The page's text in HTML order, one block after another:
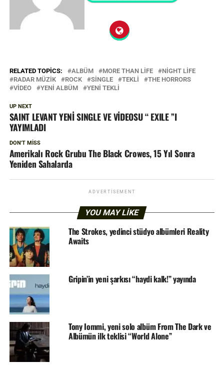
RELATED TOPICS: ALBÜM MORE THAN LIFE
NIGHT LIFE
RADAR MÜZIK
ROCK SINGLE TEKLI
THE HORRORS
VIDEO
YENI ALBÜM YENI TEKLI
UP NEXT
SAINT LEVANT YENİ SINGLE VE VİDEOSU “ EXILE ”I
YAYIMLADI
DON'T MISS
Amerikalı Rock Grubu The Black Crowes, 15 Yıl Sonra
Yeniden Sahalarda
ADVERTISEMENT
YOU MAY LIKE
The Strokes, yedinci stüdyo albümleri Reality
Awaits
Gripin’in yeni şarkısı “haydi kalk!” yayında
Tony Iommi, yeni solo albüm From The Dark ve
Albümün ilk teklisi “World Alone”